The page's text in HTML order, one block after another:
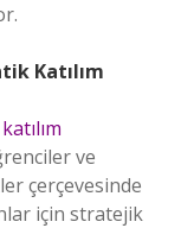
Katılım
katılım
ve
çerçevesinde
için stratejik